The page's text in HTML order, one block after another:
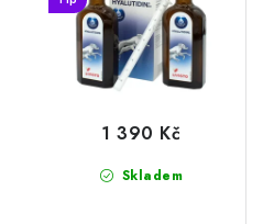
Skladem
1 390 Kč